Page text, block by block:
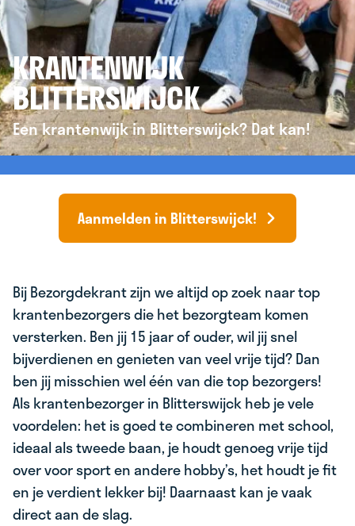
KRANTENWIJK
BLITTERSWIJCK
Een krantenwijk in Blitterswijck? Dat kan!
Aanmelden in Blitterswijck!
Bij Bezorgdekrant zijn we altijd op zoek naar top
krantenbezorgers die het bezorgteam komen
versterken. Ben jij 15 jaar of ouder, wil jij snel
bijverdienen en genieten van veel vrije tijd? Dan
ben jij misschien wel één van die top bezorgers!
Als krantenbezorger in Blitterswijck heb je vele
voordelen: het is goed te combineren met school,
ideaal als tweede baan, je houdt genoeg vrije tijd
over voor sport en andere hobby’s, het houdt je fit
en je verdient lekker bij! Daarnaast kan je vaak
direct aan de slag.